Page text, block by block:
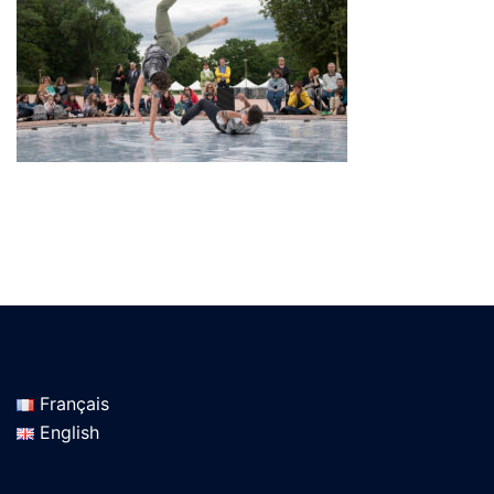
Français
English